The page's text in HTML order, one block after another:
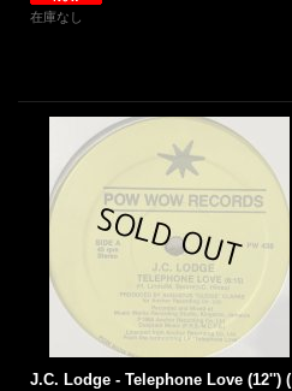
在庫なし
J.C. Lodge - Telephone Love (12'')